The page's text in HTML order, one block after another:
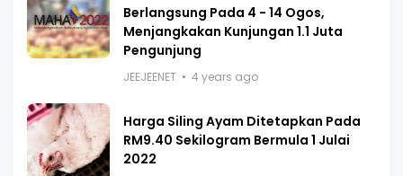
Berlangsung Pada 4 - 14 Ogos,
Menjangkakan Kunjungan 1.1 Juta
Pengunjung
JEEJEENET 4 years ago
Harga Siling Ayam Ditetapkan Pada
RM9.40 Sekilogram Bermula 1 Julai
2022